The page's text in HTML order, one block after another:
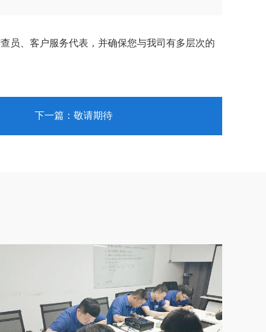
员、客户服务代表，并确保您与我司有多层次的
下一篇：敬请期待